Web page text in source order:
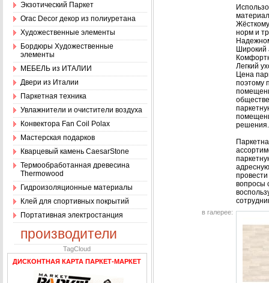
Экзотический Паркет
Оrac Decor декор из полиуретана
Художественные элементы
Бордюры Художественные
элементы
МЕБЕЛЬ из ИТАЛИИ
Двери из Италии
Паркетная техника
Увлажнители и очистители воздуха
Конвектора Fan Coil Polax
Мастерская подарков
Кварцевый камень CaesarStone
Термообработанная древесина
Thermowood
Гидроизоляционные материалы
Клей для спортивных покрытий
Портативная электростанция
производители
TagCloud
ДИСКОНТНАЯ КАРТА ПАРКЕТ-МАРКЕТ
норм и
Широкий
Легкий
Цена
поэтому
решения.
вопросы
в галерее: